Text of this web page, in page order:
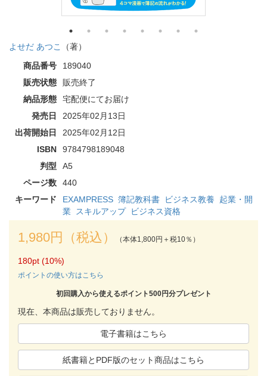
よせだ あつこ
（著）
商品番号
189040
販売状態
販売終了
納品形態
宅配便にてお届け
発売日
2025年02月13日
出荷開始日
2025年02月12日
ISBN
9784798189048
判型
A5
ページ数
440
キーワード
EXAMPRESS 簿記教科書 ビジネス教養
起業・開
業
スキルアップ ビジネス資格
1,980円（税込） （本体1,800円＋税10％）
180pt (10%)
ポイントの使い方はこちら
初回購入から使えるポイント500円分プレゼント
現在、本商品は販売しておりません。
電子書籍はこちら
紙書籍とPDF版のセット商品はこちら